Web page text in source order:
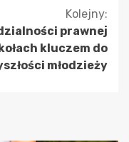
Kolejny:
prawnej
kluczem do
młodzieży